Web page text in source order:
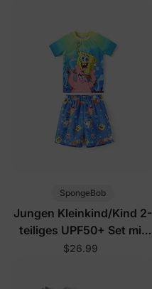
SpongeBob
Jungen Kleinkind/Kind 2-
teiliges UPF50+ Set mit
Oberteil und Shorts im
$26.99